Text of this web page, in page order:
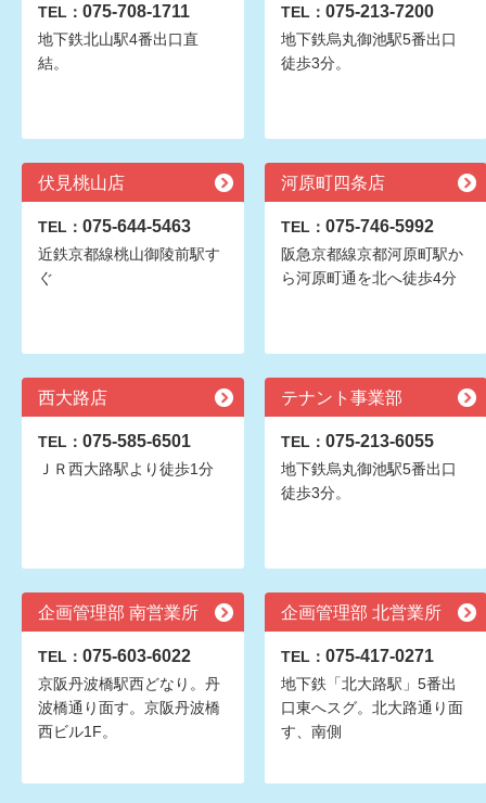
TEL： 075-708-1711
地下鉄北山駅4番出口直
結。
TEL： 075-213-7200
地下鉄烏丸御池駅5番出口
徒歩3分。
伏見桃山店
TEL： 075-644-5463
近鉄京都線桃山御陵前駅す
ぐ
河原町四条店
TEL： 075-746-5992
阪急京都線京都河原町駅か
ら河原町通を北へ徒歩4分
西大路店
TEL： 075-585-6501
ＪＲ西大路駅より徒歩1分
テナント事業部
TEL： 075-213-6055
地下鉄烏丸御池駅5番出口
徒歩3分。
企画管理部 南営業所
TEL： 075-603-6022
京阪丹波橋駅西どなり。丹
波橋通り面す。京阪丹波橋
西ビル1F。
企画管理部 北営業所
TEL： 075-417-0271
地下鉄「北大路駅」5番出
口東へスグ。北大路通り面
す、南側